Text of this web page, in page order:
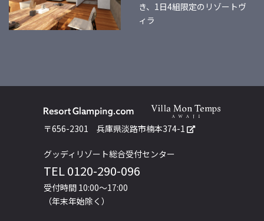
き、1日4組限定のリゾートヴ
ィラ
〒656-2301 兵庫県淡路市楠本374-1
グッディリゾート総合受付センター
TEL0120-290-096
受付時間 10:00～17:00
（年末年始除く）